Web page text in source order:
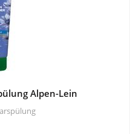
Alpen-Lein